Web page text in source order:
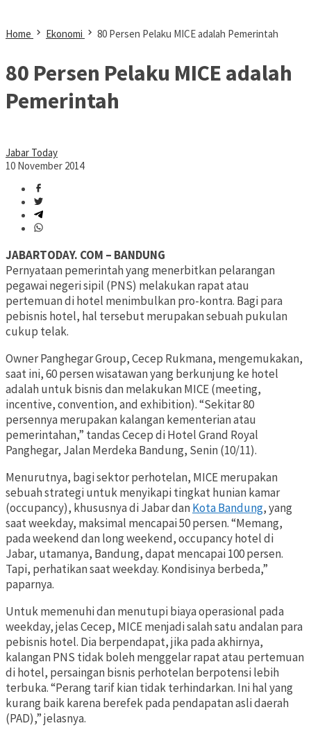
Home Ekonomi 80 Persen Pelaku MICE adalah Pemerintah
80 Persen Pelaku MICE adalah
Pemerintah
Jabar Today
10 November 2014
JABARTODAY. COM – BANDUNG
Pernyataan pemerintah yang menerbitkan pelarangan
pegawai negeri sipil (PNS) melakukan rapat atau
pertemuan di hotel menimbulkan pro-kontra. Bagi para
pebisnis hotel, hal tersebut merupakan sebuah pukulan
cukup telak.
Owner Panghegar Group, Cecep Rukmana, mengemukakan,
saat ini, 60 persen wisatawan yang berkunjung ke hotel
adalah untuk bisnis dan melakukan MICE (meeting,
incentive, convention, and exhibition). “Sekitar 80
persennya merupakan kalangan kementerian atau
pemerintahan,” tandas Cecep di Hotel Grand Royal
Panghegar, Jalan Merdeka Bandung, Senin (10/11).
Menurutnya, bagi sektor perhotelan, MICE merupakan
sebuah strategi untuk menyikapi tingkat hunian kamar
(occupancy), khususnya di Jabar danKota Bandung, yang
saat weekday, maksimal mencapai 50 persen. “Memang,
pada weekend dan long weekend, occupancy hotel di
Jabar, utamanya, Bandung, dapat mencapai 100 persen.
Tapi, perhatikan saat weekday. Kondisinya berbeda,”
paparnya.
Untuk memenuhi dan menutupi biaya operasional pada
weekday, jelas Cecep, MICE menjadi salah satu andalan para
pebisnis hotel. Dia berpendapat, jika pada akhirnya,
kalangan PNS tidak boleh menggelar rapat atau pertemuan
di hotel, persaingan bisnis perhotelan berpotensi lebih
terbuka. “Perang tarif kian tidak terhindarkan. Ini hal yang
kurang baik karena berefek pada pendapatan asli daerah
(PAD),” jelasnya.